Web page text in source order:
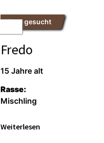
Pate gesucht
Fredo
15 Jah­re alt
Ras­se:
Misch­ling
Wei­ter­le­sen